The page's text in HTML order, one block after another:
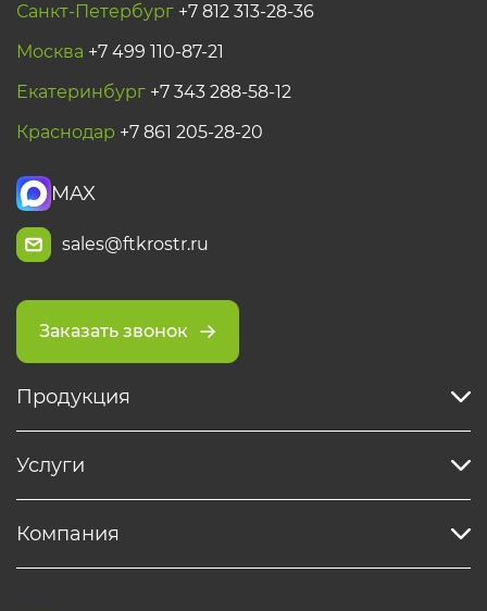
Санкт-Петербург +7 812 313-28-36
Москва +7 499 110-87-21
Екатеринбург +7 343 288-58-12
Краснодар +7 861 205-28-20
MAX
sales@ftkrostr.ru
Заказать звонок
Продукция
Услуги
Компания